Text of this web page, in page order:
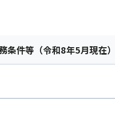
条件等（令和8年5月現在）